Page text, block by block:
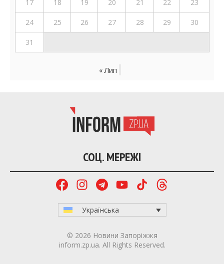
17 18 19 20 21 22 23
24 25 26 27 28 29 30
31
« Лип
СОЦ. МЕРЕЖІ
Українська
© 2026 Новини Запоріжжя
inform.zp.ua. All Rights Reserved.